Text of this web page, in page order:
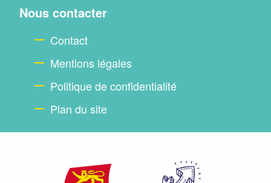
Nous contacter
Contact
Mentions légales
Politique de confidentialité
Plan du site